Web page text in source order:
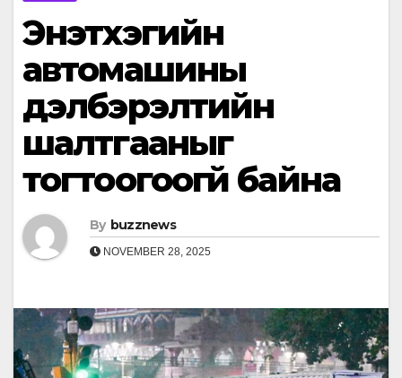
Энэтхэгийн
автомашины
дэлбэрэлтийн
шалтгааныг
тогтоогоогүй байна
By buzznews
NOVEMBER 28, 2025